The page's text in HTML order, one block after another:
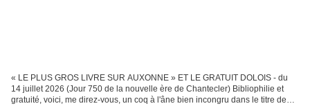
« LE PLUS GROS LIVRE SUR AUXONNE » ET LE GRATUIT DOLOIS - du
14 juillet 2026 (Jour 750 de la nouvelle ère de Chantecler) Bibliophilie et
gratuité, voici, me direz-vous, un coq à l'âne bien incongru dans le titre de